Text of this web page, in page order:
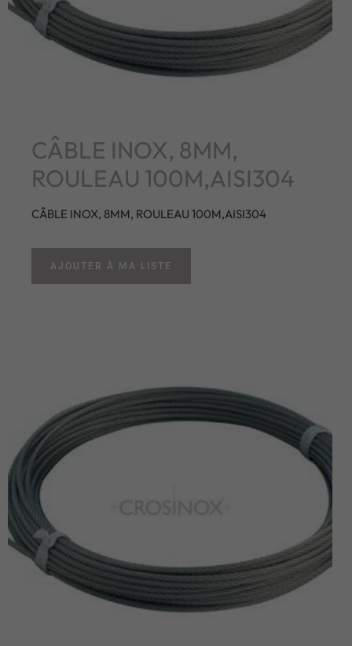
CÂBLE INOX, 8MM,
ROULEAU 100M,AISI304
CÂBLE INOX, 8MM, ROULEAU 100M,AISI304
AJOUTER À MA LISTE